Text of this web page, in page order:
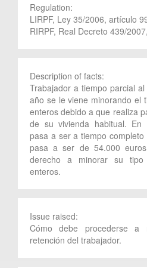
Regulation:
LIRPF, Ley 35/2006, artículo
RIRPF, Real Decreto 439/
Description of facts:
Trabajador a tiempo parcial
año se le viene minorando el
enteros debido a que realiza
de su vivienda habitual. En
pasa a ser a tiempo
pasa a ser de 54.000
derecho a minorar su
enteros.
Issue raised:
Cómo debe procederse a
retención del trabajador.